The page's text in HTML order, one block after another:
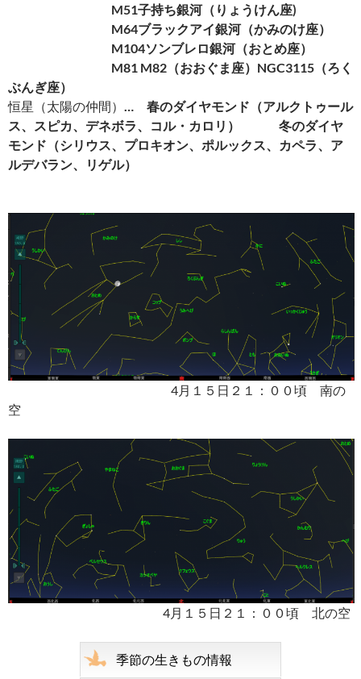
M51子持ち銀河（りょうけん座)
M64ブラックアイ銀河（かみのけ座）
M104ソンブレロ銀河（おとめ座）
M81 M82 （おおぐま座）NGC3115（ろく
ぶんぎ座）
恒星（太陽の仲間） … 春のダイヤモンド（アルクトゥール
ス、スピカ、デネボラ、コル・カロリ） 冬のダイヤ
モンド（シリウス、プロキオン、ポルックス、カペラ、ア
ルデバラン、リゲル）
4月１５日２１：００頃 南の
空
4月１５日２１：００頃 北の空
季節の生きもの情報